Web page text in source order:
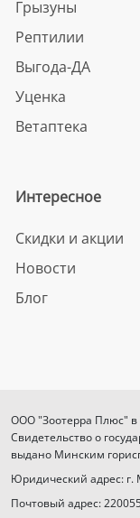
Грызуны
Рептилии
Выгода-ДА
Уценка
Ветаптека
Интересное
Скидки и акции
Новости
Блог
ООО "Зоотерра Плюс" в
Свидетельство о
выдано Минским
Юридический адрес: г.
Почтовый адрес: